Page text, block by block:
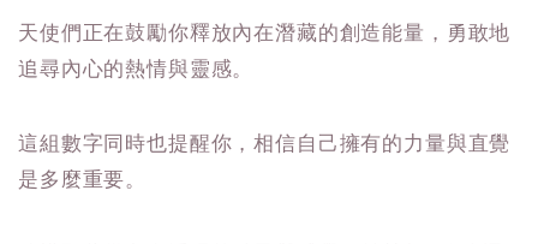
天使們正在鼓勵你釋放內在潛藏的創造能量，勇敢地
追尋內心的熱情與靈感。
這組數字同時也提醒你，相信自己擁有的力量與直覺
是多麼重要。